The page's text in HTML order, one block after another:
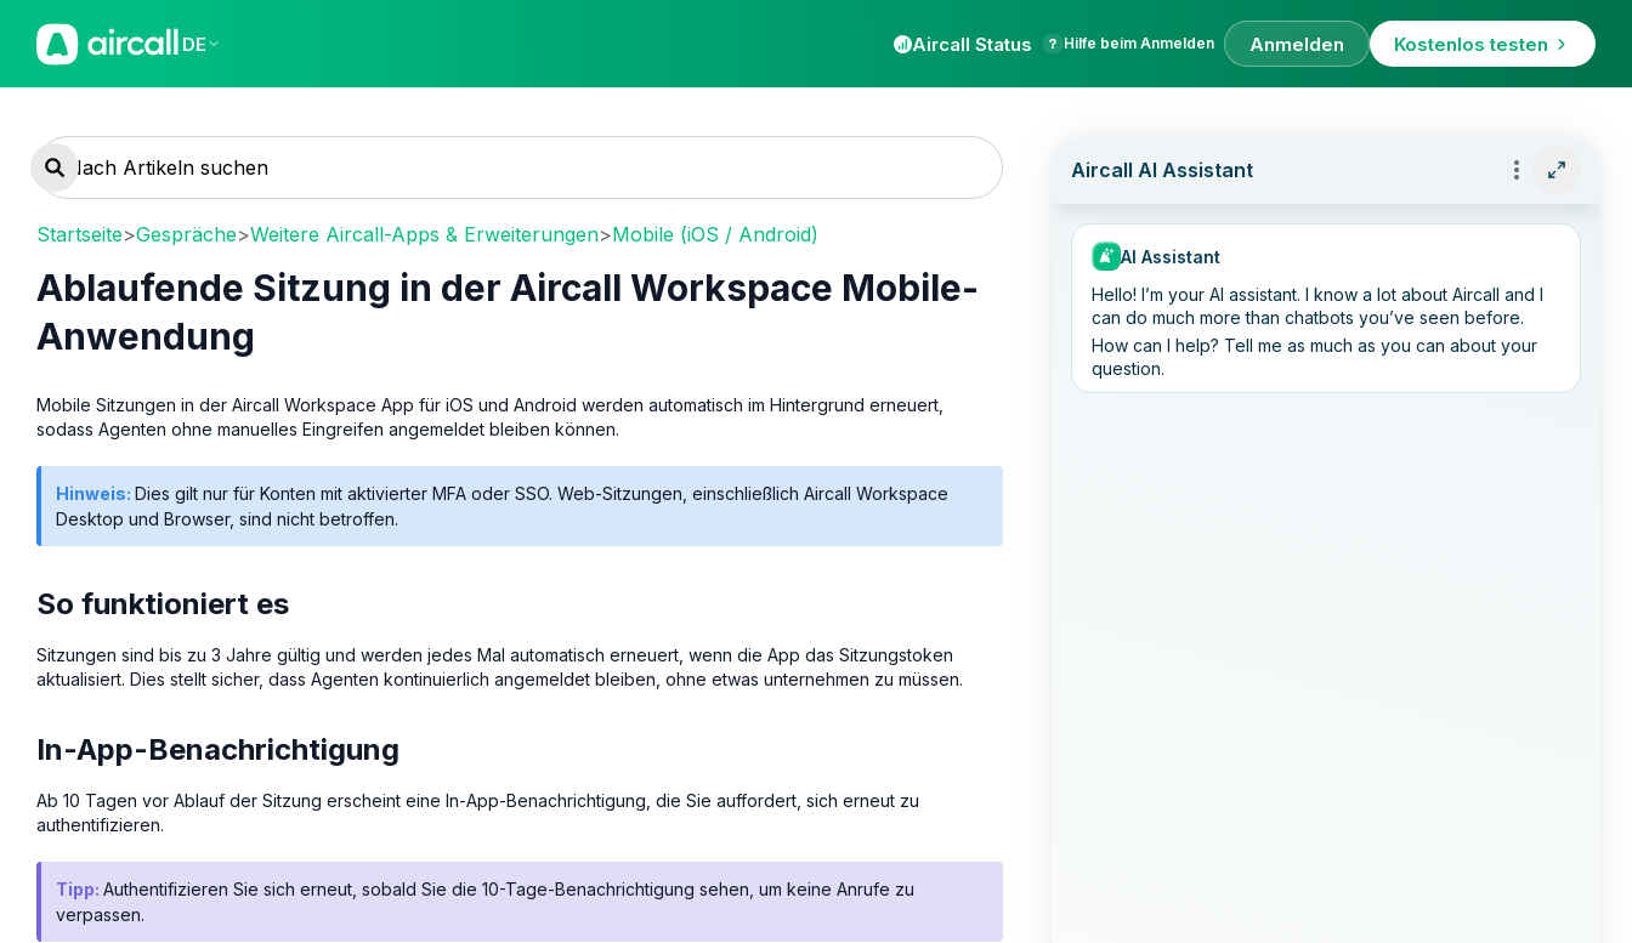
DE Aircall Status Hilfe beim Anmelden Anmelden Kostenlos testen
Startseite>Gespräche>Weitere Aircall-Apps & Erweiterungen>Mobile (iOS / Android)
Ablaufende Sitzung in der Aircall Workspace Mobile-
Anwendung
Mobile Sitzungen in der Aircall Workspace App für iOS und Android werden automatisch im Hintergrund erneuert,
sodass Agenten ohne manuelles Eingreifen angemeldet bleiben können.
Hinweis: Dies gilt nur für Konten mit aktivierter MFA oder SSO. Web-Sitzungen, einschließlich Aircall Workspace
Desktop und Browser, sind nicht betroffen.
So funktioniert es
Sitzungen sind bis zu 3 Jahre gültig und werden jedes Mal automatisch erneuert, wenn die App das Sitzungstoken
aktualisiert. Dies stellt sicher, dass Agenten kontinuierlich angemeldet bleiben, ohne etwas unternehmen zu müssen.
In-App-Benachrichtigung
Ab 10 Tagen vor Ablauf der Sitzung erscheint eine In-App-Benachrichtigung, die Sie auffordert, sich erneut zu
authentifizieren.
Tipp: Authentifizieren Sie sich erneut, sobald Sie die 10-Tage-Benachrichtigung sehen, um keine Anrufe zu
verpassen.